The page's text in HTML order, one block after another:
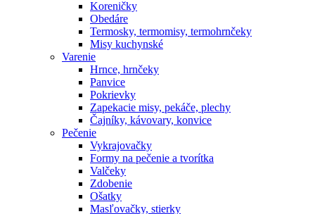
Koreničky
Obedáre
Termosky, termomisy, termohrnčeky
Misy kuchynské
Varenie
Hrnce, hrnčeky
Panvice
Pokrievky
Zapekacie misy, pekáče, plechy
Čajníky, kávovary, konvice
Pečenie
Vykrajovačky
Formy na pečenie a tvorítka
Valčeky
Zdobenie
Ošatky
Masľovačky, stierky